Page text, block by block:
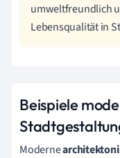
umweltfreundlich
Lebensqualität in
Beispiele
Moderne